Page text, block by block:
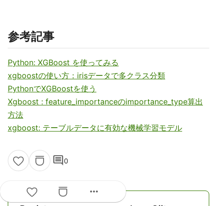
参考記事
Python: XGBoost を使ってみる
xgboostの使い方：irisデータで多クラス分類
PythonでXGBoostを使う
Xgboost : feature_importanceのimportance_type算出
方法
xgboost: テーブルデータに有効な機械学習モデル
comment0
more_horiz